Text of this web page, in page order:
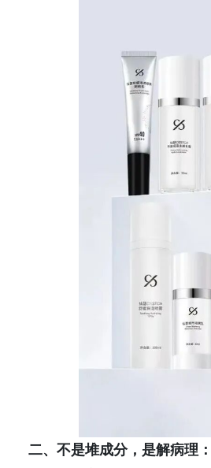
二、不是堆成分，是解病理